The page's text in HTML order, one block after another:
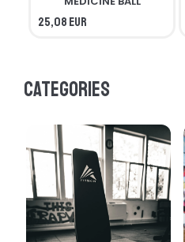
25,08 EUR
Categories